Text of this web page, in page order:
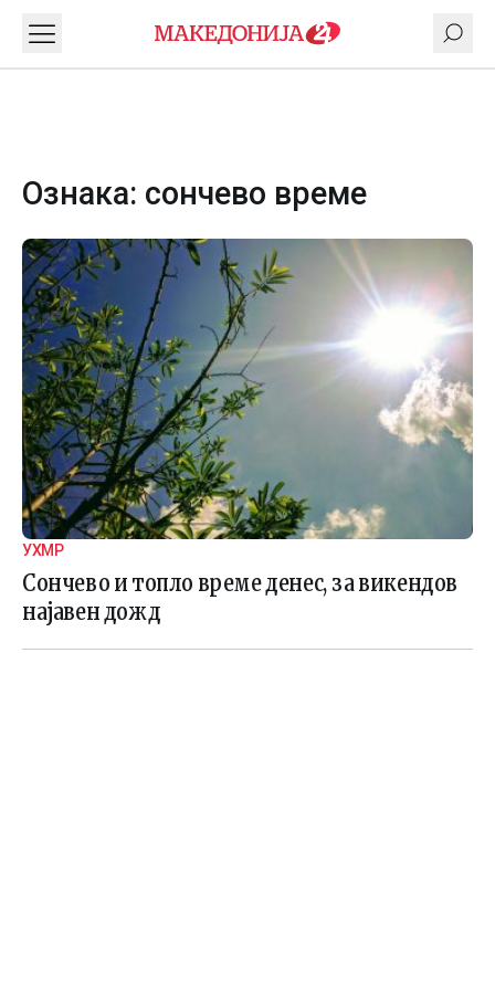
Ознака: сончево време
УХМР
Сончево и топло време денес, за викендов
најавен дожд